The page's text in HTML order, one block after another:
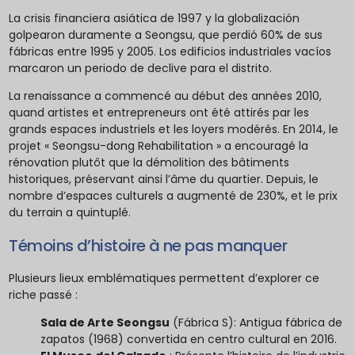
La crisis financiera asiática de 1997 y la globalización
golpearon duramente a Seongsu, que perdió 60% de sus
fábricas entre 1995 y 2005. Los edificios industriales vacíos
marcaron un periodo de declive para el distrito.
La renaissance a commencé au début des années 2010,
quand artistes et entrepreneurs ont été attirés par les
grands espaces industriels et les loyers modérés. En 2014, le
projet « Seongsu-dong Rehabilitation » a encouragé la
rénovation plutôt que la démolition des bâtiments
historiques, préservant ainsi l’âme du quartier. Depuis, le
nombre d’espaces culturels a augmenté de 230%, et le prix
du terrain a quintuplé.
Témoins d’histoire à ne pas manquer
Plusieurs lieux emblématiques permettent d’explorer ce
riche passé :
Sala de Arte Seongsu (Fábrica S): Antigua fábrica de
zapatos (1968) convertida en centro cultural en 2016.